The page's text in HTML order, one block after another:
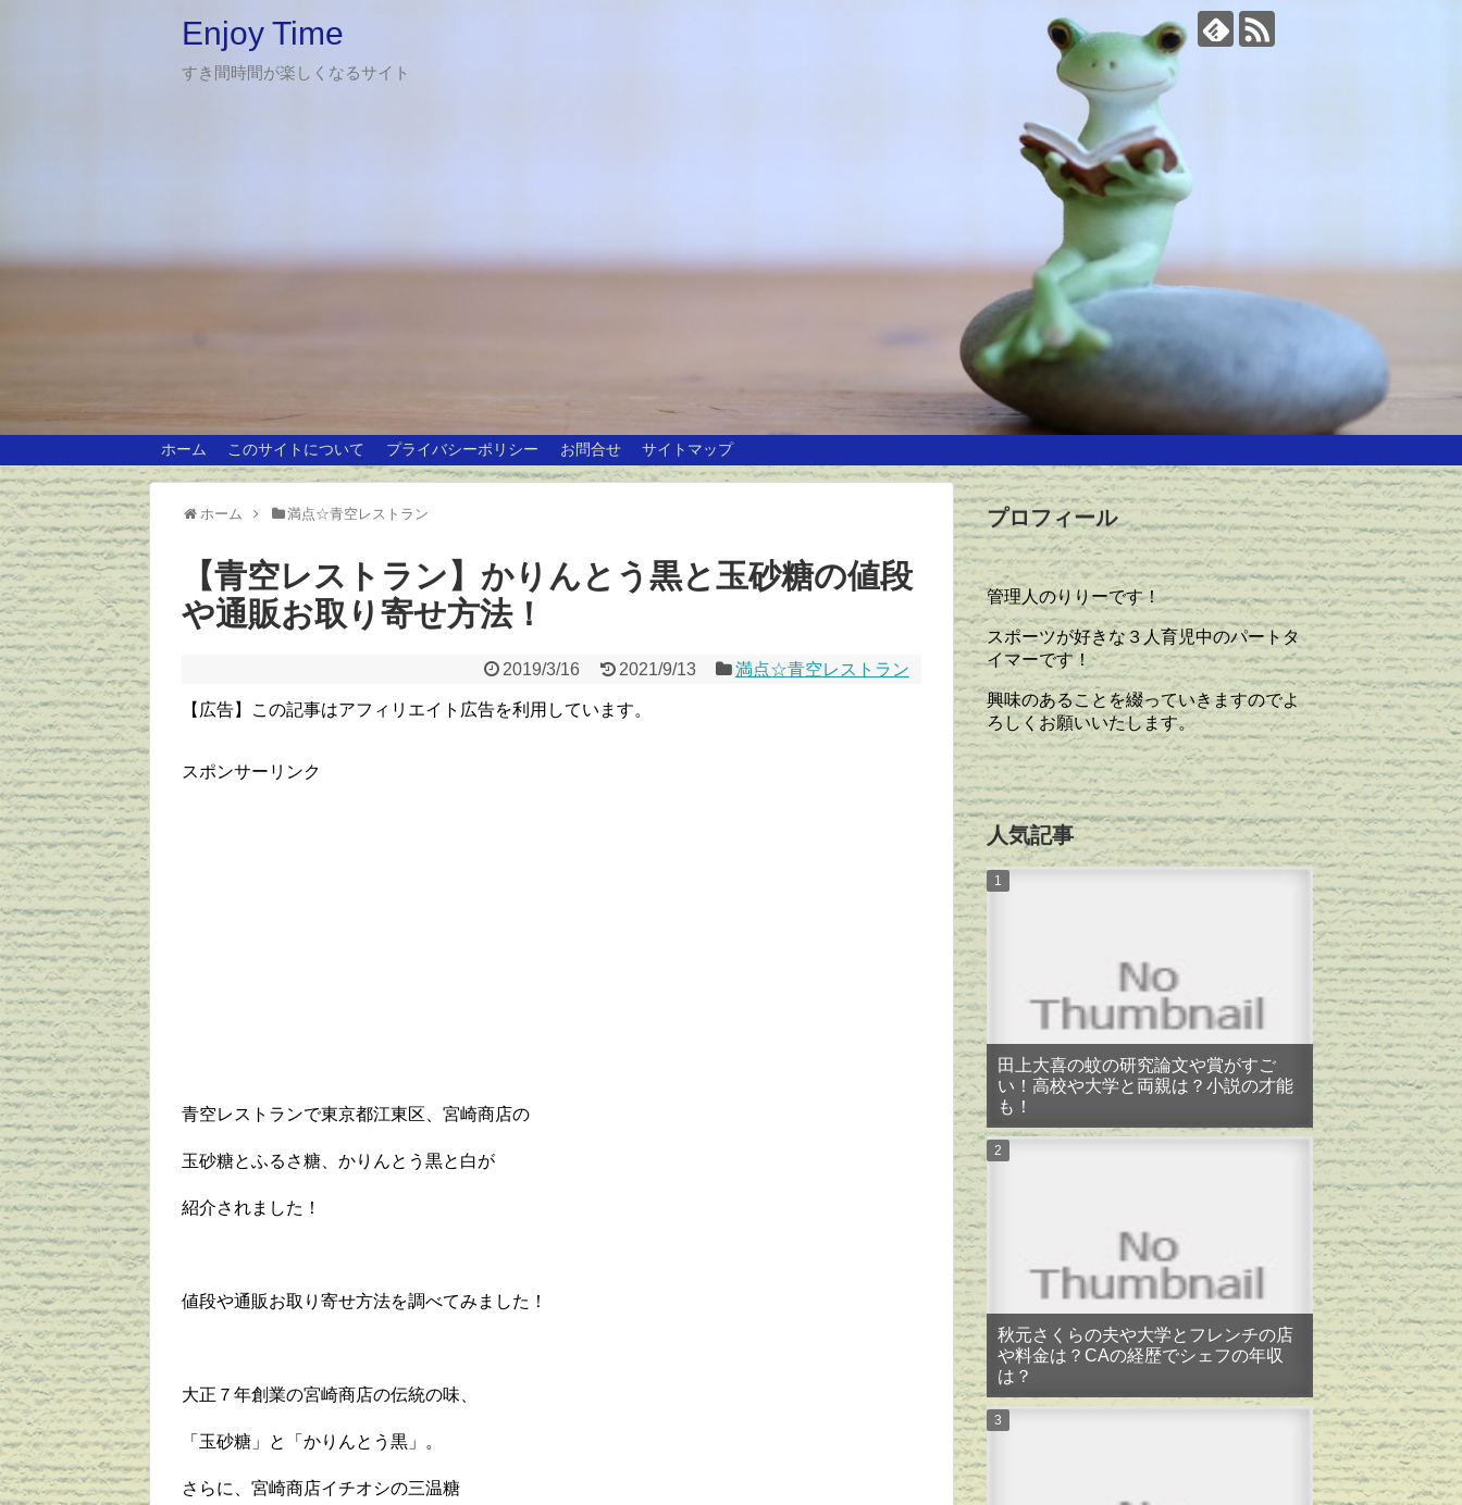
Enjoy Time
すき間時間が楽しくなるサイト
ホーム このサイトについて プライバシーポリシー お問合せ サイトマップ
ホーム 満点☆青空レストラン
【青空レストラン】かりんとう黒と玉砂糖の値段
や通販お取り寄せ方法！
2019/3/16 2021/9/13 満点☆青空レストラン
【広告】この記事はアフィリエイト広告を利用しています。
スポンサーリンク
青空レストランで東京都江東区、宮崎商店の
玉砂糖とふるさ糖、かりんとう黒と白が
紹介されました！
値段や通販お取り寄せ方法を調べてみました！
大正７年創業の宮崎商店の伝統の味、
「玉砂糖」と「かりんとう黒」。
さらに、宮崎商店イチオシの三温糖
プロフィール
管理人のりりーです！
スポーツが好きな３人育児中のパートタ
イマーです！
興味のあることを綴っていきますのでよ
ろしくお願いいたします。
人気記事
田上大喜の蚊の研究論文や賞がすご
い！高校や大学と両親は？小説の才能
も！
秋元さくらの夫や大学とフレンチの店
や料金は？CAの経歴でシェフの年収
は？